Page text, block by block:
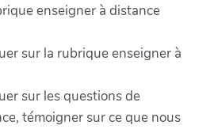
enseigner à distance
sur la rubrique enseigner à
sur les questions de
témoigner sur ce que nous